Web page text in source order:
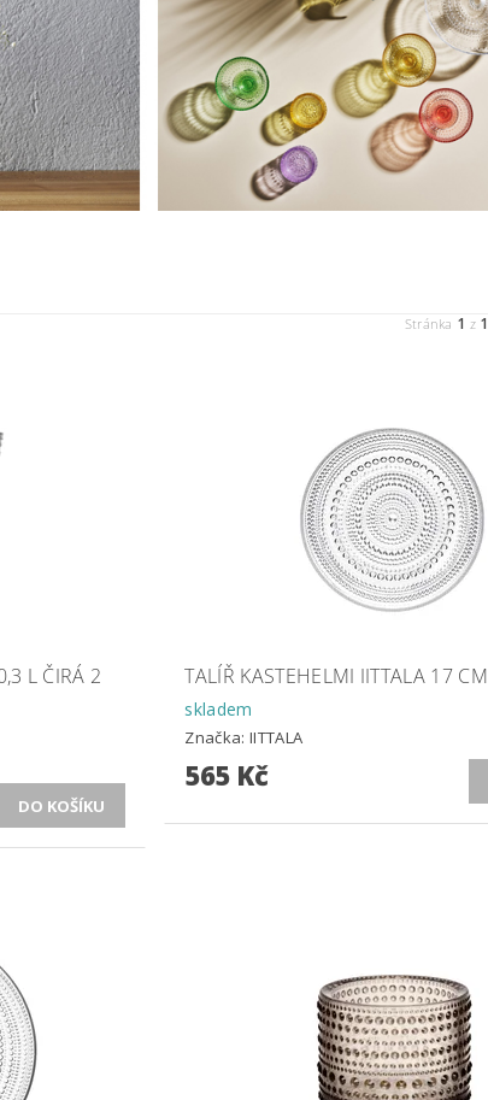
Stránka 1 z 1
L ČIRÁ 2
TALÍŘ KASTEHELMI IITTALA 17
skladem
Značka: IITTALA
565 Kč